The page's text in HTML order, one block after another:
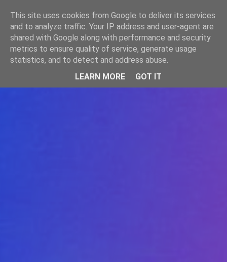
WWW.GAZISTI.RO
This site uses cookies from Google to deliver its services
and to analyze traffic. Your IP address and user-agent are
shared with Google along with performance and security
metrics to ensure quality of service, generate usage
statistics, and to detect and address abuse.
LEARN MORE
GOT IT